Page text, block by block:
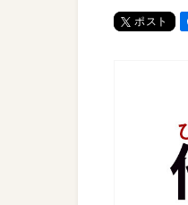
ポスト